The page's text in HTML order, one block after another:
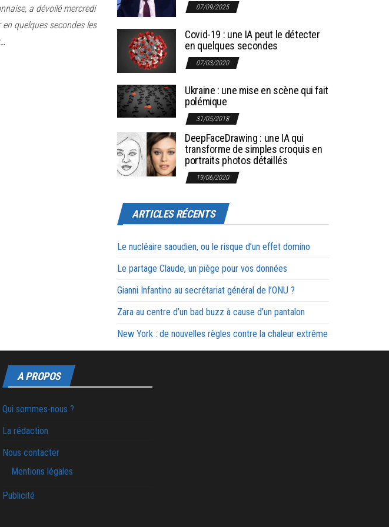
a dévoilé mercredi
quelques secondes les
07/09/2025
Covid-19 : une IA peut le détecter
en quelques secondes
07/03/2020
Ukraine : une mise en scène qui fait
polémique
31/05/2018
DeepFaceDrawing : une IA qui
transforme de simples croquis en
portraits photos détaillés
19/06/2020
ARTICLES RÉCENTS
Le nucléaire saoudien, ou le risque d’un effet domino
Le partage Claude, un piège pour vos données
Gianni Infantino au secrétariat général de l’ONU ?
Zara au centre d’un bad buzz à cause d’un pantalon
New York : de nouvelles règles contre la chaleur extrême
A PROPOS
Qui sommes-nous ?
La rédaction
Nous contacter
Mentions légales
Publicité